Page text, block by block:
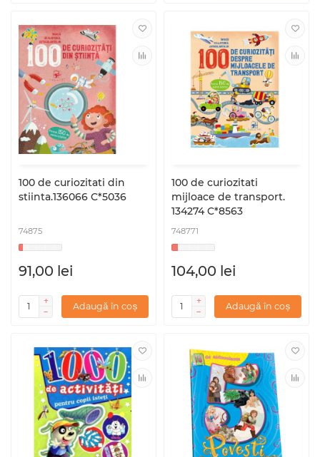
100 de curiozitati din
stiinta.136066 C*5036
74875
91,00 lei
Adaugă în coș
100 de curiozitati
mijloace de transport.
134274 C*8563
748771
104,00 lei
Adaugă în coș